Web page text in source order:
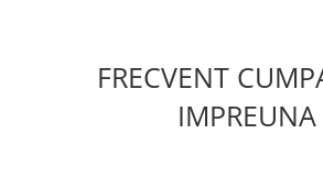
FRECVENT
IMPREUNA